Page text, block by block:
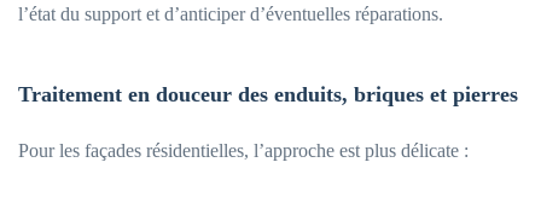
l’état du support et d’anticiper d’éventuelles réparations.
Traitement en douceur des enduits, briques et pierres
Pour les façades résidentielles, l’approche est plus délicate :